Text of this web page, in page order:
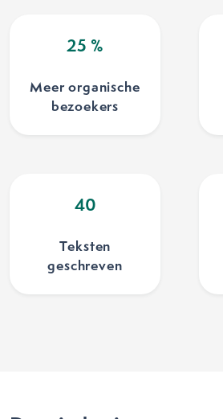
25 %
Meer organische
bezoekers
40
Teksten
geschreven